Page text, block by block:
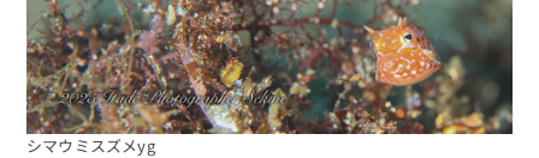
シマウミスズメyg